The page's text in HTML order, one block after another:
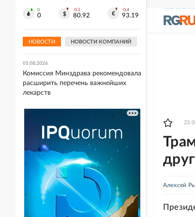
СВЕЖИЙ
Алексей
0
0
-0.2
80.92
-0.4
93.19
НОВОСТИ НОВОСТИ КОМПАНИЙ
05.08.2026
Киеву
05.08.2026
Комиссия Минздрава рекомендовала
расширить перечень важнейших
лекарств